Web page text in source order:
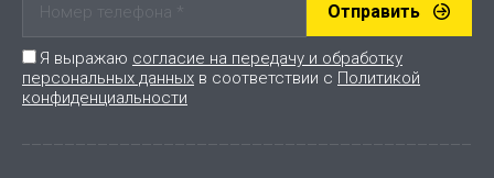
Я выражаю согласие на передачу и обработку
персональных данных в соответствии с Политикой
конфиденциальности
Отправить